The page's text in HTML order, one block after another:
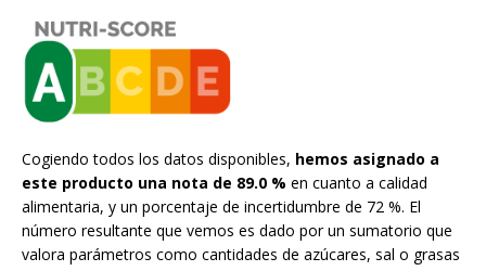
Cogiendo todos los datos disponibles, hemos asignado a
este producto una nota de 89.0 % en cuanto a calidad
alimentaria, y un porcentaje de incertidumbre de 72 %. El
número resultante que vemos es dado por un sumatorio que
valora parámetros como cantidades de azúcares, sal o grasas